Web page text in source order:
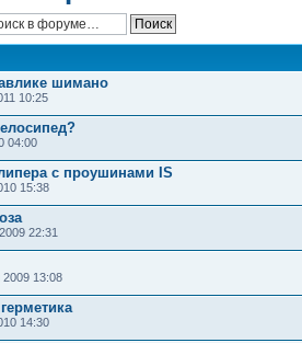
шимано
10:25
04:00
с проушинами IS
15:38
22:31
2009 13:08
14:30